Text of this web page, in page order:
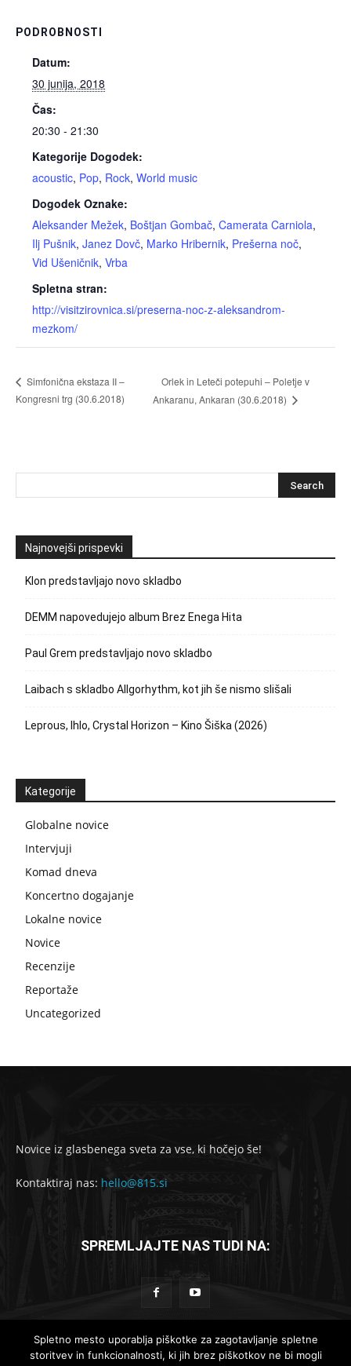
PODROBNOSTI
Datum:
30 junija, 2018
Čas:
20:30 - 21:30
Kategorije Dogodek:
acoustic, Pop, Rock, World music
Dogodek Oznake:
Aleksander Mežek, Boštjan Gombač, Camerata Carniola,
Ilj Pušnik, Janez Dovč, Marko Hribernik, Prešerna noč,
Vid Ušeničnik, Vrba
Spletna stran:
http://visitzirovnica.si/preserna-noc-z-aleksandrom-
mezkom/
Simfonična ekstaza II –
Kongresni trg (30.6.2018)
Orlek in Leteči potepuhi – Poletje v
Ankaranu, Ankaran (30.6.2018)
Najnovejši prispevki
Klon predstavljajo novo skladbo
DEMM napovedujejo album Brez Enega Hita
Paul Grem predstavljajo novo skladbo
Laibach s skladbo Allgorhythm, kot jih še nismo slišali
Leprous, Ihlo, Crystal Horizon – Kino Šiška (2026)
Kategorije
Globalne novice
Intervjuji
Komad dneva
Koncertno dogajanje
Lokalne novice
Novice
Recenzije
Reportaže
Uncategorized
Novice iz glasbenega sveta za vse, ki hočejo še!
Kontaktiraj nas: hello@815.si
SPREMLJAJTE NAS TUDI NA:
Spletno mesto uporablja piškotke za zagotavljanje spletne
storitvev in funkcionalnosti, ki jih brez piškotkov ne bi mogli